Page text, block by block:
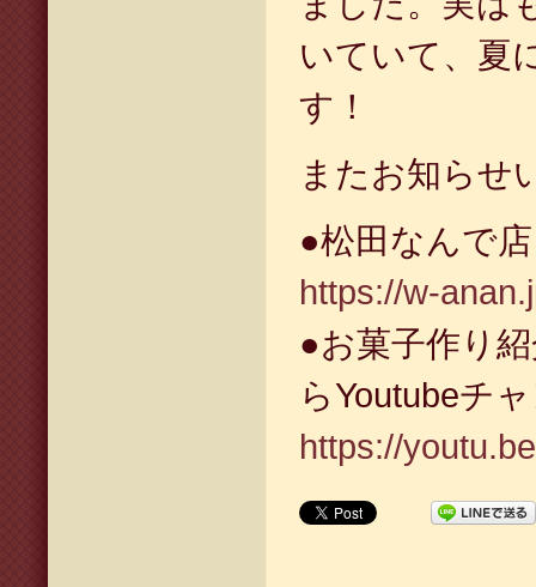
いていて、夏
す！
またお知らせ
●松田なんで
https://w-
●お菓子作り
らYoutubeチ
https://